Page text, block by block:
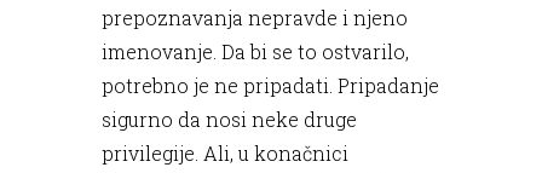
prepoznavanja nepravde i njeno
imenovanje. Da bi se to ostvarilo,
potrebno je ne pripadati. Pripadanje
sigurno da nosi neke druge
privilegije. Ali, u konačnici